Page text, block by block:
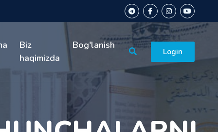
Biz
haqimizda
Bog'lanish
Login